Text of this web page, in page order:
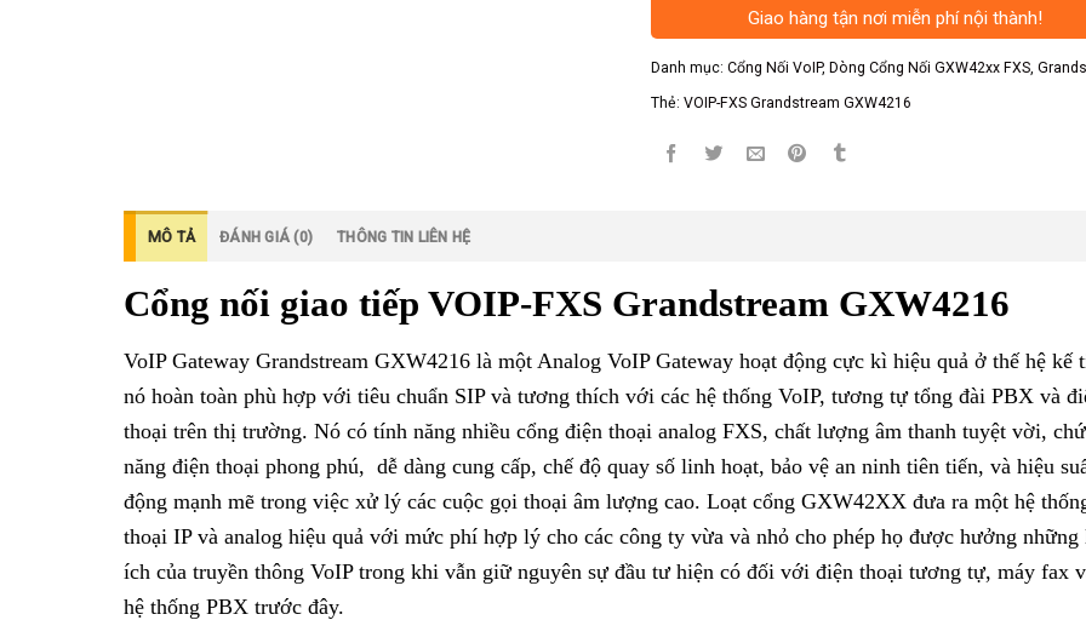
Giao hàng tận nơi miễn phí nội thành!
Danh mục: Cổng Nối VoIP, Dòng Cổng Nối GXW42xx FXS,
Thẻ: VOIP-FXS Grandstream GXW4216
MÔ TẢ ĐÁNH GIÁ (0) THÔNG TIN LIÊN HỆ
Cổng nối giao tiếp VOIP-FXS Grandstream GXW4216
VoIP Gateway Grandstream GXW4216 là một Analog VoIP Gateway hoạt động cực kì hiệu quả ở thế hệ kế
nó hoàn toàn phù hợp với tiêu chuẩn SIP và tương thích với các hệ thống VoIP, tương tự tổng đài PBX và
thoại trên thị trường. Nó có tính năng nhiều cổng điện thoại analog FXS, chất lượng âm thanh tuyệt vời,
năng điện thoại phong phú, dễ dàng cung cấp, chế độ quay số linh hoạt, bảo vệ an ninh tiên tiến, và hiệu
động mạnh mẽ trong việc xử lý các cuộc gọi thoại âm lượng cao. Loạt cổng GXW42XX đưa ra một hệ
thoại IP và analog hiệu quả với mức phí hợp lý cho các công ty vừa và nhỏ cho phép họ được hưởng
ích của truyền thông VoIP trong khi vẫn giữ nguyên sự đầu tư hiện có đối với điện thoại tương tự, máy fax
hệ thống PBX trước đây.